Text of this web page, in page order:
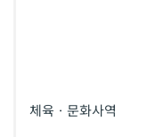
체육ㆍ문화사역